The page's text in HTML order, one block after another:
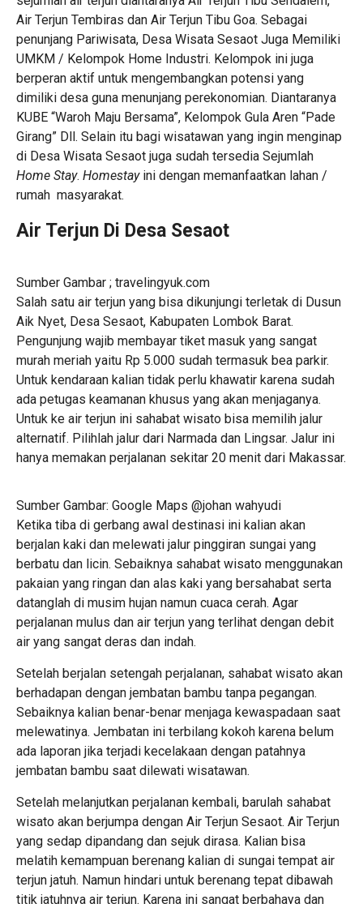
Air Terjun Tembiras dan Air Terjun Tibu Goa. Sebagai
penunjang Pariwisata, Desa Wisata Sesaot Juga Memiliki
UMKM / Kelompok Home Industri. Kelompok ini juga
berperan aktif untuk mengembangkan potensi yang
dimiliki desa guna menunjang perekonomian. Diantaranya
KUBE “Waroh Maju Bersama”, Kelompok Gula Aren “Pade
Girang” Dll. Selain itu bagi wisatawan yang ingin menginap
di Desa Wisata Sesaot juga sudah tersedia Sejumlah
Home Stay. Homestay ini dengan memanfaatkan lahan /
rumah masyarakat.
Air Terjun Di Desa Sesaot
Sumber Gambar ; travelingyuk.com
Salah satu air terjun yang bisa dikunjungi terletak di Dusun
Aik Nyet, Desa Sesaot, Kabupaten Lombok Barat.
Pengunjung wajib membayar tiket masuk yang sangat
murah meriah yaitu Rp 5.000 sudah termasuk bea parkir.
Untuk kendaraan kalian tidak perlu khawatir karena sudah
ada petugas keamanan khusus yang akan menjaganya.
Untuk ke air terjun ini sahabat wisato bisa memilih jalur
alternatif. Pilihlah jalur dari Narmada dan Lingsar. Jalur ini
hanya memakan perjalanan sekitar 20 menit dari Makassar.
Sumber Gambar: Google Maps @johan wahyudi
Ketika tiba di gerbang awal destinasi ini kalian akan
berjalan kaki dan melewati jalur pinggiran sungai yang
berbatu dan licin. Sebaiknya sahabat wisato menggunakan
pakaian yang ringan dan alas kaki yang bersahabat serta
datanglah di musim hujan namun cuaca cerah. Agar
perjalanan mulus dan air terjun yang terlihat dengan debit
air yang sangat deras dan indah.
Setelah berjalan setengah perjalanan, sahabat wisato akan
berhadapan dengan jembatan bambu tanpa pegangan.
Sebaiknya kalian benar-benar menjaga kewaspadaan saat
melewatinya. Jembatan ini terbilang kokoh karena belum
ada laporan jika terjadi kecelakaan dengan patahnya
jembatan bambu saat dilewati wisatawan.
Setelah melanjutkan perjalanan kembali, barulah sahabat
wisato akan berjumpa dengan Air Terjun Sesaot. Air Terjun
yang sedap dipandang dan sejuk dirasa. Kalian bisa
melatih kemampuan berenang kalian di sungai tempat air
terjun jatuh. Namun hindari untuk berenang tepat dibawah
titik jatuhnya air terjun. Karena ini sangat berbahaya dan